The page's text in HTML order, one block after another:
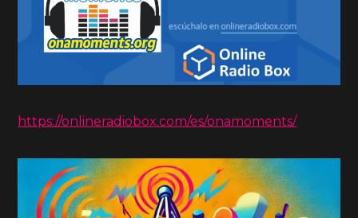
https://onlineradiobox.com/es/onamoments/